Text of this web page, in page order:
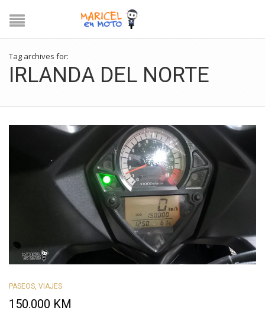
Tag archives for:
IRLANDA DEL NORTE
PASEOS VIAJES
150.000 KM